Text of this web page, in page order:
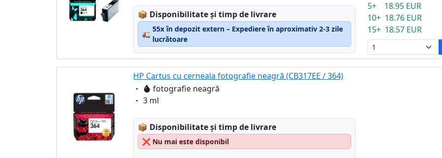
📦 Lagerstatus:
Disponibilitate și timp de livrare
🚛
55x în depozit extern – Expediere în aproximativ 2-3 zile
lucrătoare
5+ 18.95 EUR
10+ 18.76 EUR
15+ 18.57 EUR
HP Cartus cu cerneala fotografie neagră (CB317EE / 364)
Eigenschaft:
fotografie neagră
Eigenschaft:
3 ml
📦 Lagerstatus:
Disponibilitate și timp de livrare
❌ Nu mai este disponibil